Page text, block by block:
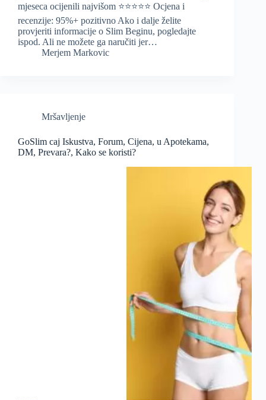
mjeseca ocijenili najvišom ⭐️⭐️⭐️⭐️⭐️ Ocjena i
recenzije: 95%+ pozitivno Ako i dalje želite
provjeriti informacije o Slim Beginu, pogledajte
ispod. Ali ne možete ga naručiti jer…
Merjem Markovic
Mršavljenje
GoSlim caj Iskustva, Forum, Cijena, u Apotekama,
DM, Prevara?, Kako se koristi?